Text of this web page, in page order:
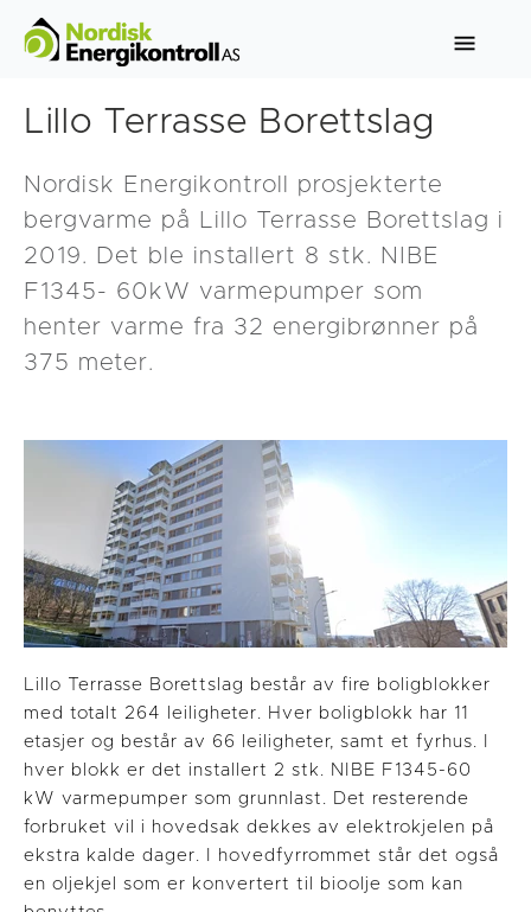
Lillo Terrasse Borettslag
Nordisk Energikontroll prosjekterte
bergvarme på Lillo Terrasse Borettslag i
2019. Det ble installert 8 stk. NIBE
F1345- 60kW varmepumper som
henter varme fra 32 energibrønner på
375 meter.
Lillo Terrasse Borettslag består av fire boligblokker
med totalt 264 leiligheter. Hver boligblokk har 11
etasjer og består av 66 leiligheter, samt et fyrhus. I
hver blokk er det installert 2 stk. NIBE F1345-60
kW varmepumper som grunnlast. Det resterende
forbruket vil i hovedsak dekkes av elektrokjelen på
ekstra kalde dager. I hovedfyrrommet står det også
en oljekjel som er konvertert til bioolje som kan